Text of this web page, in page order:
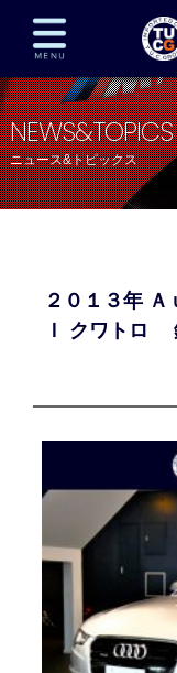
在庫車両情報
TUCとは？
全国納車
プライバシーポリシー
NEWS&TOPICS
ニュース&トピックス
２０１３年 Ａ
Ｉ クワトロ